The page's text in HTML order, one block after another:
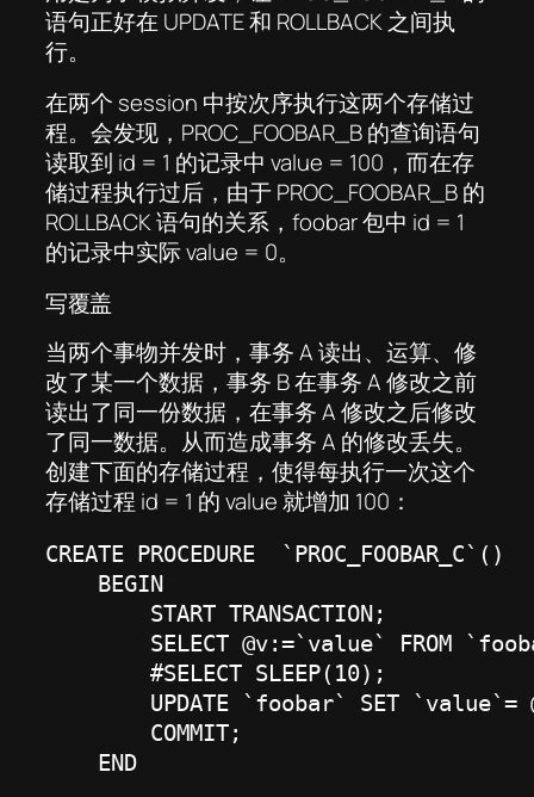
语句正好在 UPDATE 和 ROLLBACK 之间执
行。
在两个 session 中按次序执行这两个存储过
程。会发现，PROC_FOOBAR_B 的查询语句
读取到 id = 1 的记录中 value = 100，而在存
储过程执行过后，由于 PROC_FOOBAR_B 的
ROLLBACK 语句的关系，foobar 包中 id = 1
的记录中实际 value = 0。
写覆盖
当两个事物并发时，事务 A 读出、运算、修
改了某一个数据，事务 B 在事务 A 修改之前
读出了同一份数据，在事务 A 修改之后修改
了同一数据。从而造成事务 A 的修改丢失。
创建下面的存储过程，使得每执行一次这个
存储过程 id = 1 的 value 就增加 100：
CREATE PROCEDURE  `PROC_FOOBAR_C`()
    BEGIN
        START TRANSACTION;
SELECT @v:=`value` FROM
        #SELECT SLEEP(10);
UPDATE `foobar` SET `value`=
        COMMIT;
    END